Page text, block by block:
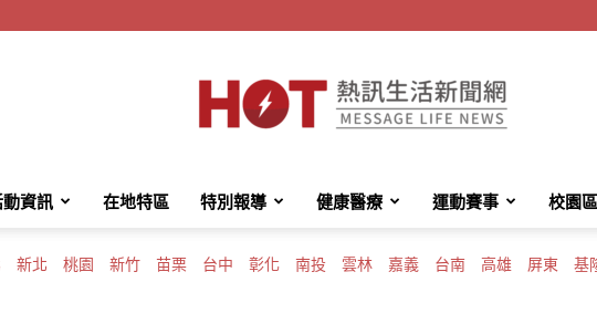
HotMessage
資訊 在地特區 特別報導 健康醫療 運動賽事 校園區
新北 桃園 新竹 苗栗 台中 彰化 南投 雲林 嘉義 台南 高雄 屏東 基